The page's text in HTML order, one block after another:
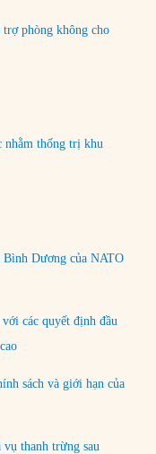
phòng không cho
nhằm thống trị khu
Dương của NATO
các quyết định đầu
sách và giới hạn của
thanh trừng sau